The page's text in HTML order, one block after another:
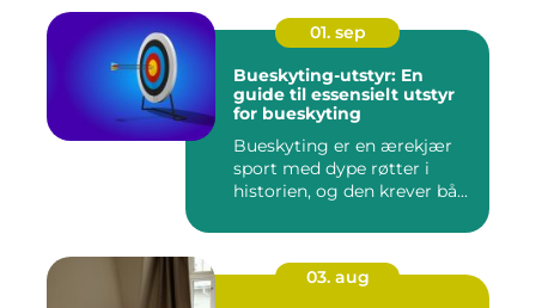
01. sep
Bueskyting-utstyr: En
guide til essensielt utstyr
for bueskyting
Bueskyting er en ærekjær
sport med dype røtter i
historien, og den krever bå...
03. aug